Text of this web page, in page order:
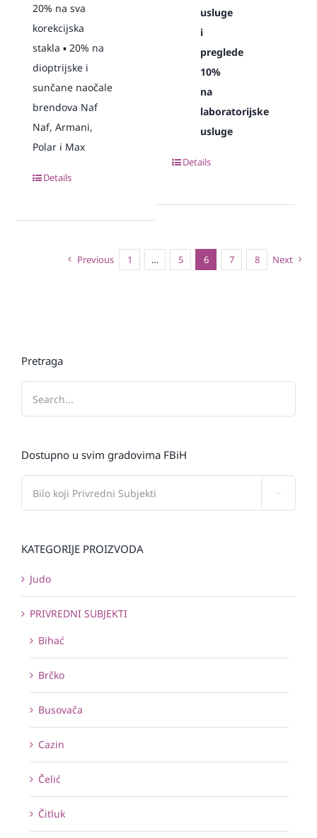
20% na sva
korekcijska
stakla ▪️ 20% na
dioptrijske i
sunčane naočale
brendova Naf
Naf, Armani,
Polar i Max
Details
usluge
i
preglede
10%
na
laboratorijske
usluge
Details
Previous 1 … 5 6 7 8 Next
Pretraga
Dostupno u svim gradovima FBiH
KATEGORIJE PROIZVODA
Judo
PRIVREDNI SUBJEKTI
Bihać
Brčko
Busovača
Cazin
Čelić
Čitluk